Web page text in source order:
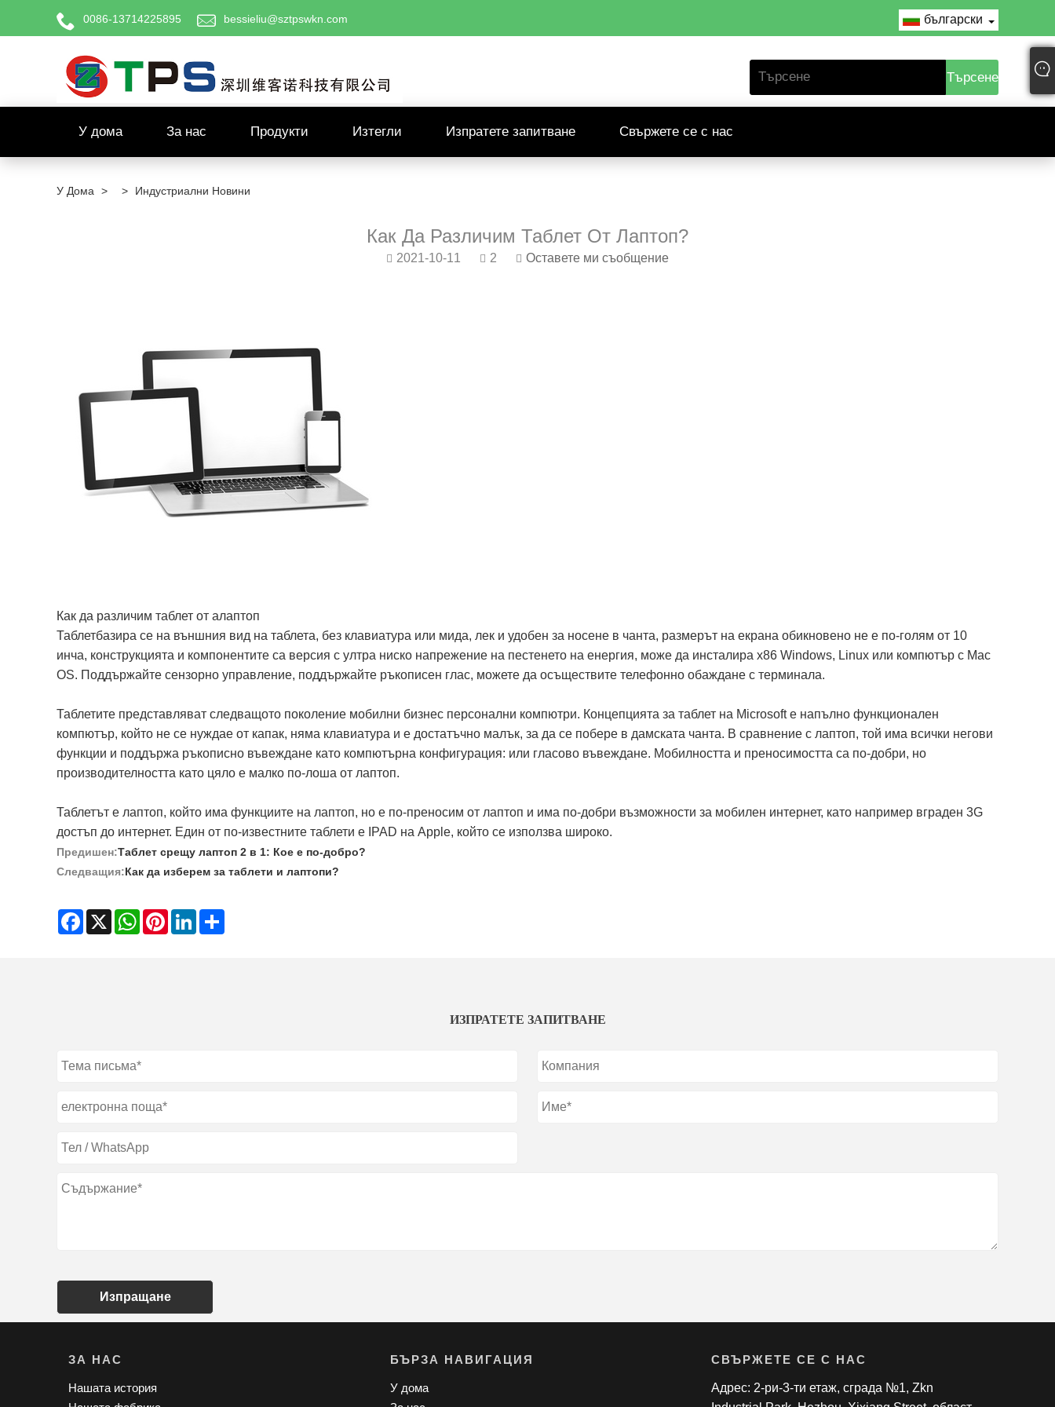
0086-13714225895 bessieliu@sztpswkn.com български
У дома За нас Продукти Изтегли Изпратете запитване Свържете се с нас
У Дома > > Индустриални Новини
Как Да Различим Таблет От Лаптоп?
2021-10-11 2 Оставете ми съобщение
Как да различим таблет от aлаптоп
Таблетбазира се на външния вид на таблета, без клавиатура или мида, лек и удобен за носене в чанта, размерът на екрана обикновено не е по-голям от 10
инча, конструкцията и компонентите са версия с ултра ниско напрежение на пестенето на енергия, може да инсталира x86 Windows, Linux или компютър с Mac
OS. Поддържайте сензорно управление, поддържайте ръкописен глас, можете да осъществите телефонно обаждане с терминала.
Таблетите представляват следващото поколение мобилни бизнес персонални компютри. Концепцията за таблет на Microsoft е напълно функционален
компютър, който не се нуждае от капак, няма клавиатура и е достатъчно малък, за да се побере в дамската чанта. В сравнение с лаптоп, той има всички негови
функции и поддържа ръкописно въвеждане като компютърна конфигурация: или гласово въвеждане. Мобилността и преносимостта са по-добри, но
производителността като цяло е малко по-лоша от лаптоп.
Таблетът е лаптоп, който има функциите на лаптоп, но е по-преносим от лаптоп и има по-добри възможности за мобилен интернет, като например вграден 3G
достъп до интернет. Един от по-известните таблети е IPAD на Apple, който се използва широко.
Предишен:Таблет срещу лаптоп 2 в 1: Кое е по-добро?
Следващия:Как да изберем за таблети и лаптопи?
Facebook
X WhatsApp
PinterestLinkedIn
ИЗПРАТЕТЕ ЗАПИТВАНЕ
Изпращане
ЗА НАС
Нашата история
БЪРЗА НАВИГАЦИЯ
У дома
СВЪРЖЕТЕ СЕ С НАС
Адрес: 2-ри-3-ти етаж, сграда №1, Zkn